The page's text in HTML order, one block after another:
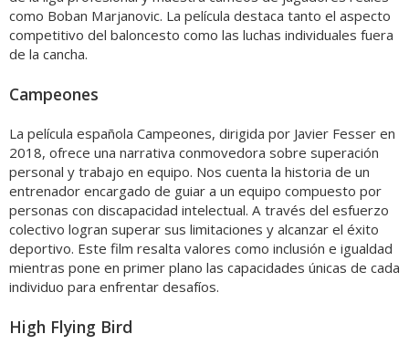
como Boban Marjanovic. La película destaca tanto el aspecto
competitivo del baloncesto como las luchas individuales fuera
de la cancha.
Campeones
La película española Campeones, dirigida por Javier Fesser en
2018, ofrece una narrativa conmovedora sobre superación
personal y trabajo en equipo. Nos cuenta la historia de un
entrenador encargado de guiar a un equipo compuesto por
personas con discapacidad intelectual. A través del esfuerzo
colectivo logran superar sus limitaciones y alcanzar el éxito
deportivo. Este film resalta valores como inclusión e igualdad
mientras pone en primer plano las capacidades únicas de cada
individuo para enfrentar desafíos.
High Flying Bird